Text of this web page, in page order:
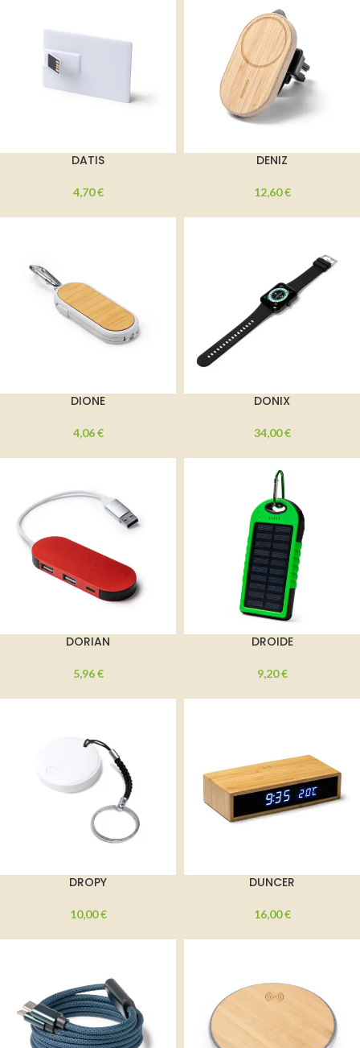
DATIS
4,70€
DENIZ
12,60€
DIONE
4,06€
DONIX
34,00€
DORIAN
5,96€
DROIDE
9,20€
DROPY
10,00€
DUNCER
16,00€